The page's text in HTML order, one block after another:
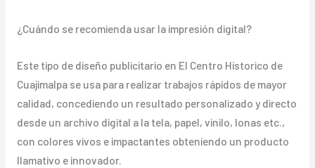
¿Cuándo se recomienda usar la impresión digital?
Este tipo de diseño publicitario en El Centro Historico de
Cuajimalpa se usa para realizar trabajos rápidos de mayor
calidad, concediendo un resultado personalizado y directo
desde un archivo digital a la tela, papel, vinilo, lonas etc.,
con colores vivos e impactantes obteniendo un producto
llamativo e innovador.